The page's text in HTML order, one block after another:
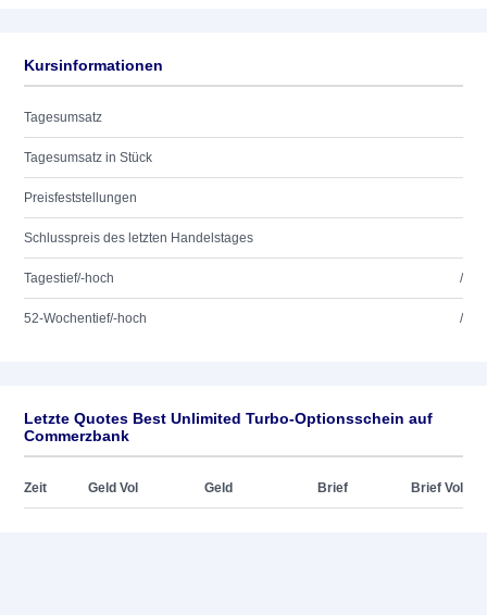
Kursinformationen
Tagesumsatz
Tagesumsatz in Stück
Preisfeststellungen
Schlusspreis des letzten Handelstages
Tagestief/-hoch /
52-Wochentief/-hoch /
Letzte Quotes Best Unlimited Turbo-Optionsschein auf
Commerzbank
Zeit Geld Vol Geld Brief Brief Vol